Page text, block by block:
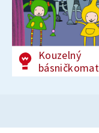
Kouzelný
básničkomat